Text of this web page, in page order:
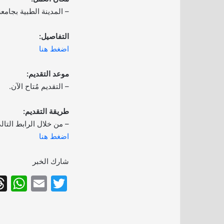
– المدينة الطبية
التفاصيل:
اضغط هنا
موعد التقديم:
– التقديم مُتاح الآن.
طريقة التقديم:
– من خلال الرابط
اضغط هنا
شارك الخبر
T
E
W